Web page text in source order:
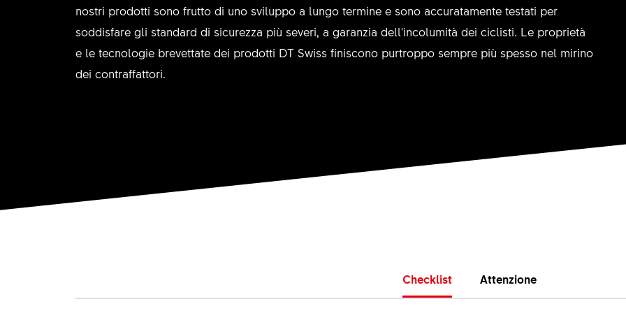
nostri prodotti sono frutto di uno sviluppo a lungo termine e sono accuratamente testati per
soddisfare gli standard di sicurezza più severi, a garanzia dell'incolumità dei ciclisti. Le proprietà
e le tecnologie brevettate dei prodotti DT Swiss finiscono purtroppo sempre più spesso nel mirino
dei contraffattori.
Checklist Attenzione